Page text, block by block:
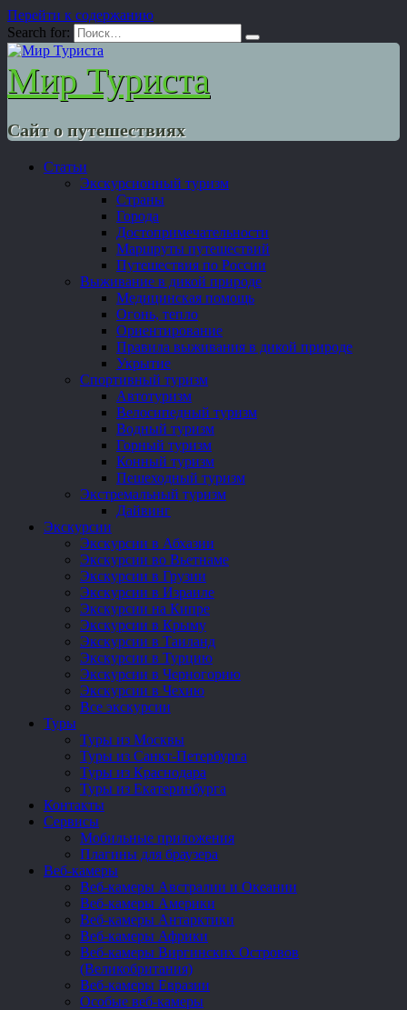
Перейти к содержанию
Search for:
Мир Туриста
Сайт о путешествиях
Статьи
Экскурсионный туризм
Страны
Города
Достопримечательности
Маршруты путешествий
Путешествия по России
Выживание в дикой природе
Медицинская помощь
Огонь, тепло
Ориентирование
Правила выживания в дикой природе
Укрытие
Спортивный туризм
Автотуризм
Велосипедный туризм
Водный туризм
Горный туризм
Конный туризм
Пешеходный туризм
Экстремальный туризм
Дайвинг
Экскурсии
Экскурсии в Абхазии
Экскурсии во Вьетнаме
Экскурсии в Грузии
Экскурсии в Израиле
Экскурсии на Кипре
Экскурсии в Крыму
Экскурсии в Таиланд
Экскурсии в Турцию
Экскурсии в Черногорию
Экскурсии в Чехию
Все экскурсии
Туры
Туры из Москвы
Туры из Санкт-Петербурга
Туры из Краснодара
Туры из Екатеринбурга
Контакты
Сервисы
Мобильные приложения
Плагины для браузера
Веб-камеры
Веб-камеры Австралии и Океании
Веб-камеры Америки
Веб-камеры Антарктики
Веб-камеры Африки
Веб-камеры Виргинских Островов
(Великобритания)
Веб-камеры Евразии
Особые веб-камеры